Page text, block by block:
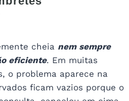
cheia nem sempre
eficiente. Em muitas
o problema aparece na
ficam vazios porque o